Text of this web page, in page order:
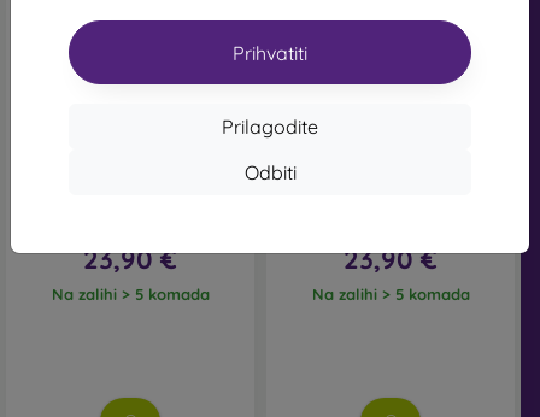
Prihvatiti
Prilagodite
Odbiti
23,90 €
Na zalihi > 5 komada
23,90 €
Na zalihi > 5 komada